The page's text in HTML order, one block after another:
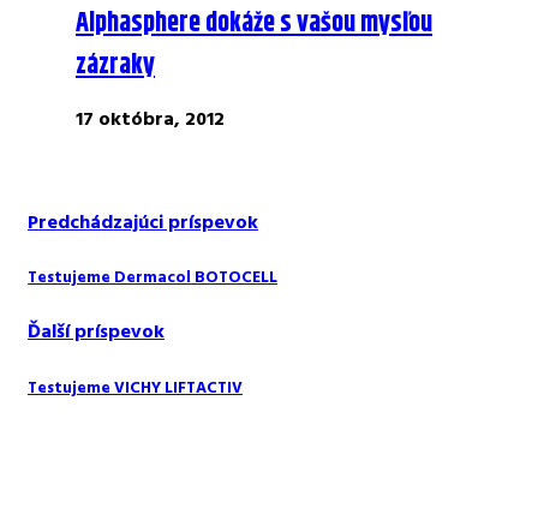
Alphasphere dokáže s vašou mysľou
zázraky
17 októbra, 2012
Predchádzajúci príspevok
Testujeme Dermacol BOTOCELL
Ďalší príspevok
Testujeme VICHY LIFTACTIV